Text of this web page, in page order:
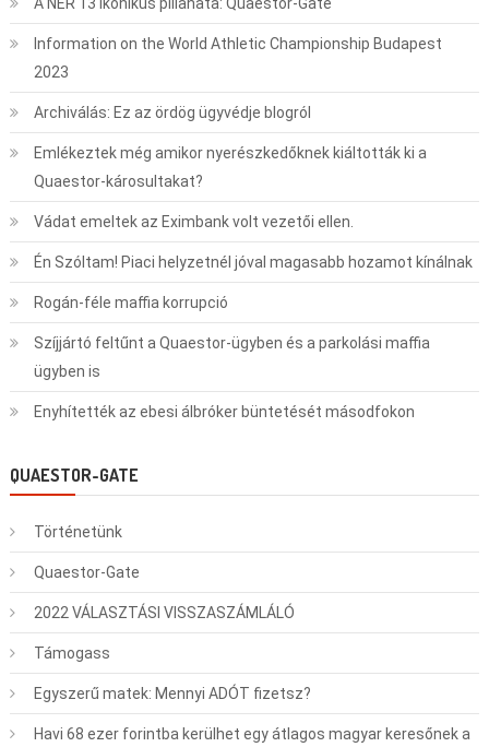
Information on the World Athletic Championship Budapest
2023
Archiválás: Ez az ördög ügyvédje blogról
Emlékeztek még amikor nyerészkedőknek kiáltották ki a
Quaestor-károsultakat?
Vádat emeltek az Eximbank volt vezetői ellen.
Én Szóltam! Piaci helyzetnél jóval magasabb hozamot kínálnak
Rogán-féle maffia korrupció
Szíjjártó feltűnt a Quaestor-ügyben és a parkolási maffia
ügyben is
Enyhítették az ebesi álbróker büntetését másodfokon
QUAESTOR-GATE
Történetünk
Quaestor-Gate
2022 VÁLASZTÁSI VISSZASZÁMLÁLÓ
Támogass
Egyszerű matek: Mennyi ADÓT fizetsz?
Havi 68 ezer forintba kerülhet egy átlagos magyar keresőnek a